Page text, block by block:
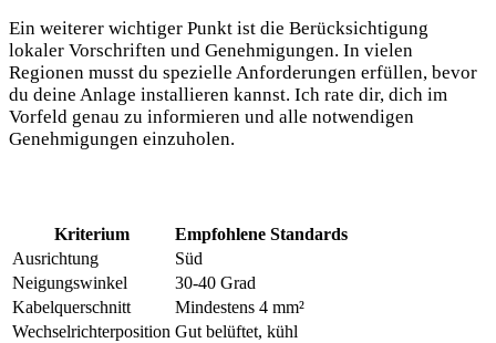
Ein weiterer‌ wichtiger Punkt ist‌ die Berücksichtigung⁢
lokaler Vorschriften und Genehmigungen. In vielen
Regionen musst du spezielle Anforderungen erfüllen, bevor
du deine Anlage installieren kannst. Ich rate dir, ‌dich im
‌Vorfeld genau ⁣zu informieren und alle notwendigen
Genehmigungen einzuholen.
Kriterium
Empfohlene Standards
Ausrichtung
Süd
Neigungswinkel
30-40 ‌Grad
Kabelquerschnitt
Mindestens 4 mm²
Wechselrichterposition Gut belüftet, kühl